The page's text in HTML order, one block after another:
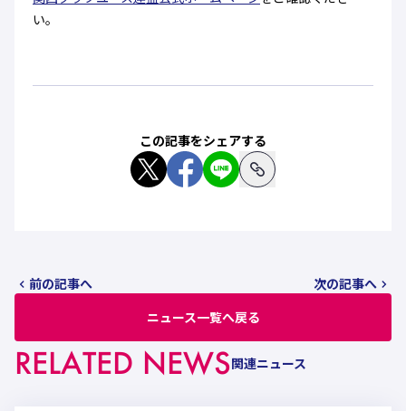
い。
この記事をシェアする
前の記事へ
ニュース一覧へ戻る
次の記事へ
RELATED NEWS関連ニュース